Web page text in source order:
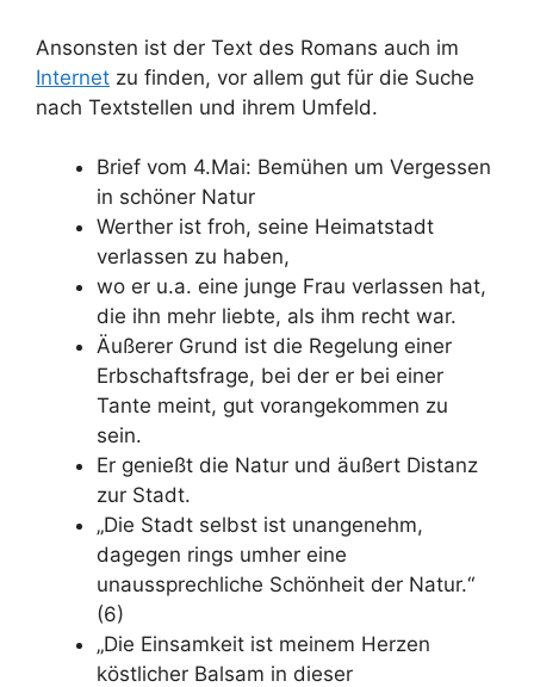
Ansonsten ist der Text des Romans auch im
Internet zu finden, vor allem gut für die Suche
nach Textstellen und ihrem Umfeld.
Brief vom 4.Mai: Bemühen um Vergessen
in schöner Natur
Werther ist froh, seine Heimatstadt
verlassen zu haben,
wo er u.a. eine junge Frau verlassen hat,
die ihn mehr liebte, als ihm recht war.
Äußerer Grund ist die Regelung einer
Erbschaftsfrage, bei der er bei einer
Tante meint, gut vorangekommen zu
sein.
Er genießt die Natur und äußert Distanz
zur Stadt.
„Die Stadt selbst ist unangenehm,
dagegen rings umher eine
unaussprechliche Schönheit der Natur.“
(6)
„Die Einsamkeit ist meinem Herzen
köstlicher Balsam in dieser